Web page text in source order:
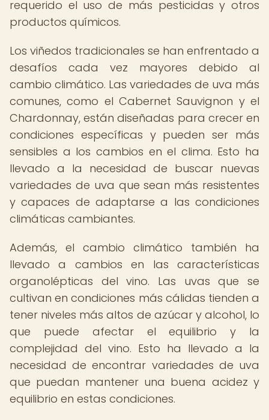
requerido el uso de más pesticidas y otros
productos químicos.
Los viñedos tradicionales se han enfrentado a
desafíos cada vez mayores debido al
cambio climático. Las variedades de uva más
comunes, como el Cabernet Sauvignon y el
Chardonnay, están diseñadas para crecer en
condiciones específicas y pueden ser más
sensibles a los cambios en el clima. Esto ha
llevado a la necesidad de buscar nuevas
variedades de uva que sean más resistentes
y capaces de adaptarse a las condiciones
climáticas cambiantes.
Además, el cambio climático también ha
llevado a cambios en las características
organolépticas del vino. Las uvas que se
cultivan en condiciones más cálidas tienden a
tener niveles más altos de azúcar y alcohol, lo
que puede afectar el equilibrio y la
complejidad del vino. Esto ha llevado a la
necesidad de encontrar variedades de uva
que puedan mantener una buena acidez y
equilibrio en estas condiciones.